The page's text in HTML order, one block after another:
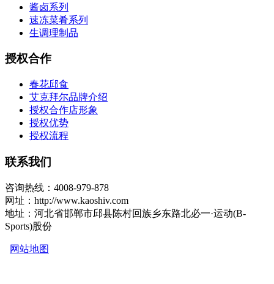
酱卤系列
速冻菜肴系列
生调理制品
授权合作
春花邱食
艾克拜尔品牌介绍
授权合作店形象
授权优势
授权流程
联系我们
咨询热线：4008-979-878
网址：http://www.kaoshiv.com
地址：河北省邯郸市邱县陈村回族乡东路北必一·运动(B-
Sports)股份
网站地图